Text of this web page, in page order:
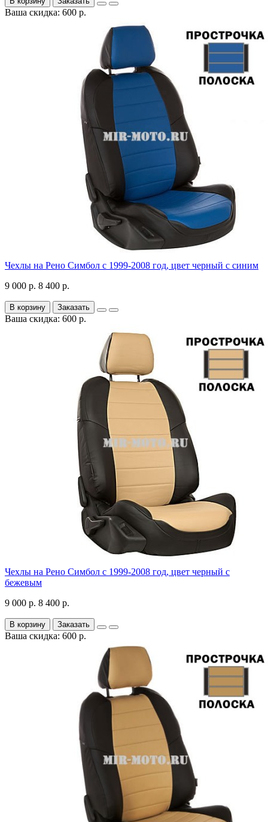
Ваша скидка: 600 р.
Чехлы на Рено Симбол с 1999-2008 год, цвет черный с синим
9 000 р. 8 400 р.
В корзину Заказать
Ваша скидка: 600 р.
Чехлы на Рено Симбол с 1999-2008 год, цвет черный с
бежевым
9 000 р. 8 400 р.
В корзину Заказать
Ваша скидка: 600 р.